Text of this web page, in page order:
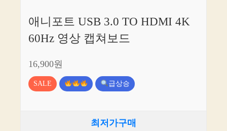
애니포트 USB 3.0 TO HDMI 4K
60Hz 영상 캡쳐보드
16,900원
SALE 급상승
최저가구매